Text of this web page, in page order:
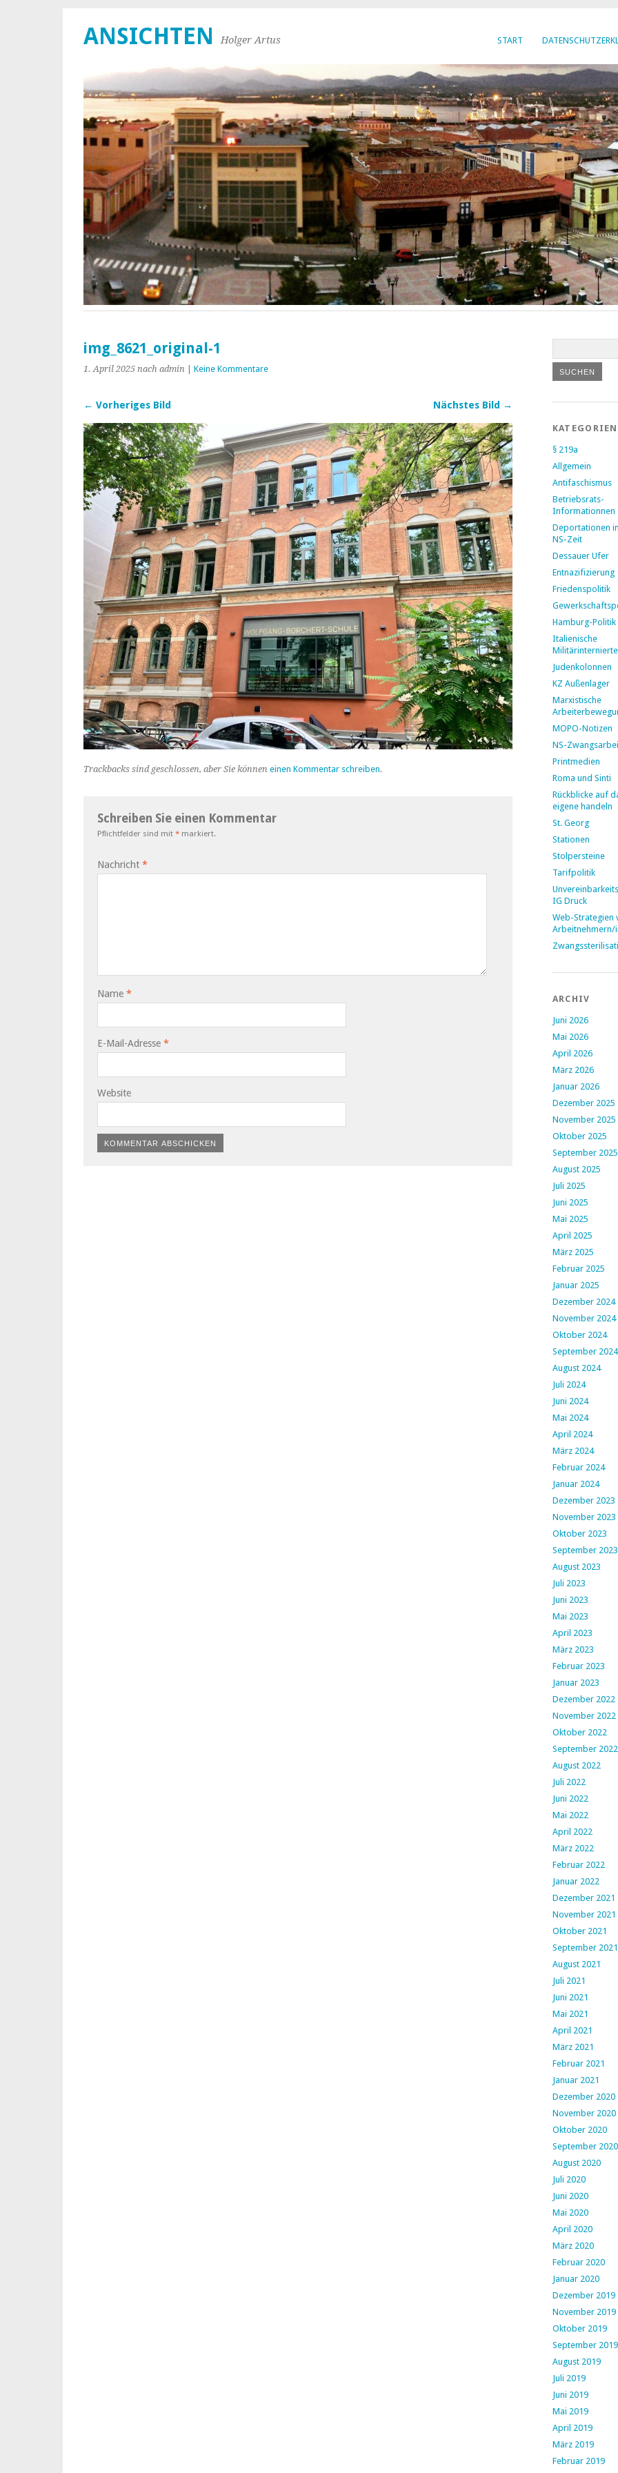
START
ANSICHTEN Holger Artus
img_8621_original-1
1. April 2025 nach admin Keine Kommentare
← Vorheriges Bild Nächstes Bild →
Trackbacks sind geschlossen, aber Sie können einen Kommentar schreiben.
Schreiben Sie einen Kommentar
Pflichtfelder sind mit * markiert.
Nachricht *
Name *
E-Mail-Adresse *
Website
KATEGORIEN
§ 219a
Allgemein
Antifaschismus
Betriebsrats-
Informationnen
Deportationen
NS-Zeit
Dessauer Ufer
Entnazifizierung
Friedenspolitik
Hamburg-Politik
Italienische
Militärinternierte
Judenkolonnen
KZ Außenlager
Marxistische
MOPO-Notizen
NS-
Printmedien
Roma und Sinti
Rückblicke auf
eigene handeln
St. Georg
Stationen
Stolpersteine
Tarifpolitik
IG Druck
Web-Strategien
Arbeitnehmern/
ARCHIV
Juni 2026
Mai 2026
April 2026
März 2026
Januar 2026
Dezember 2025
November 2025
Oktober 2025
September 2025
August 2025
Juli 2025
Juni 2025
Mai 2025
April 2025
März 2025
Februar 2025
Januar 2025
Dezember 2024
November 2024
Oktober 2024
September 2024
August 2024
Juli 2024
Juni 2024
Mai 2024
April 2024
März 2024
Februar 2024
Januar 2024
Dezember 2023
November 2023
Oktober 2023
September 2023
August 2023
Juli 2023
Juni 2023
Mai 2023
April 2023
März 2023
Februar 2023
Januar 2023
Dezember 2022
November 2022
Oktober 2022
September 2022
August 2022
Juli 2022
Juni 2022
Mai 2022
April 2022
März 2022
Februar 2022
Januar 2022
Dezember 2021
November 2021
Oktober 2021
September 2021
August 2021
Juli 2021
Juni 2021
Mai 2021
April 2021
März 2021
Februar 2021
Januar 2021
Dezember 2020
November 2020
Oktober 2020
September 2020
August 2020
Juli 2020
Juni 2020
Mai 2020
April 2020
März 2020
Februar 2020
Januar 2020
Dezember 2019
November 2019
Oktober 2019
September 2019
August 2019
Juli 2019
Juni 2019
Mai 2019
April 2019
März 2019
Februar 2019